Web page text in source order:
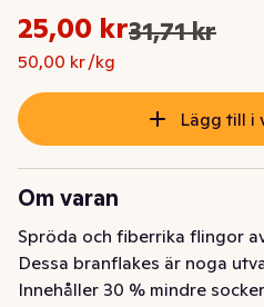
Ursprungspriset var: 31,71 kr
Nuvarande pris är: 25,00 kr
25,00 kr31,71 kr
50,00 kr /kg
Styckpris: 50,00 kr /kg
Lägg till i
Om varan
Spröda och fiberrika flingor
Dessa branflakes är noga
Innehåller 30 % mindre